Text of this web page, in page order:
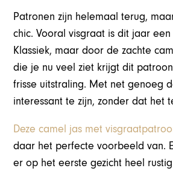
Patronen zijn helemaal terug,
chic. Vooral visgraat is dit jaar
Klassiek, maar door de zachte
die je nu veel ziet krijgt dit
frisse uitstraling. Met net genoeg
interessant te zijn, zonder dat het
Deze camel jas met
daar het perfecte voorbeeld van.
er op het eerste gezicht heel